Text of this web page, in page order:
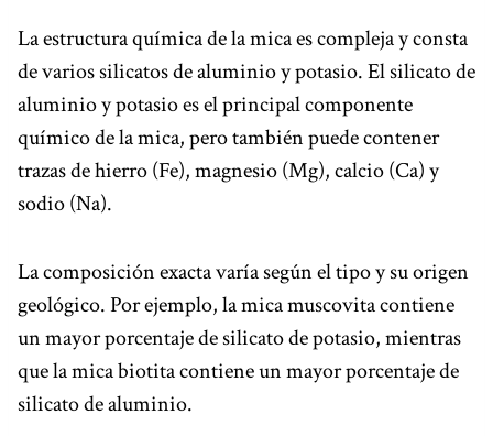
La estructura química de la mica es compleja y consta
de varios silicatos de aluminio y potasio. El silicato de
aluminio y potasio es el principal componente
químico de la mica, pero también puede contener
trazas de hierro (Fe), magnesio (Mg), calcio (Ca) y
sodio (Na).
La composición exacta varía según el tipo y su origen
geológico. Por ejemplo, la mica muscovita contiene
un mayor porcentaje de silicato de potasio, mientras
que la mica biotita contiene un mayor porcentaje de
silicato de aluminio.